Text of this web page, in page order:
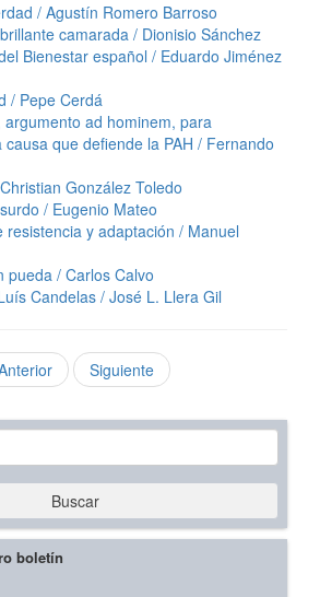
/ Agustín Romero Barroso
camarada / Dionisio Sánchez
Bienestar español / Eduardo Jiménez
/ Pepe Cerdá
argumento ad hominem, para
causa que defiende la PAH / Fernando
González Toledo
/ Eugenio Mateo
resistencia y adaptación / Manuel
pueda / Carlos Calvo
Candelas / José L. Llera Gil
Siguiente
Buscar
boletín